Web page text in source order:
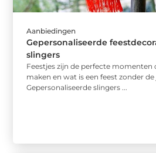
Aanbiedingen
Gepersonaliseerde
slingers
Feestjes zijn de perfecte
maken en wat is een feest zonder
Gepersonaliseerde slingers ...